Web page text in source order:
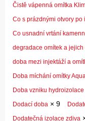
Čistě vápenná omítka
Co s prázdnými otvory po
Co usnadní vrtání
degradace omítek a
doba mezi injektáží a
Doba míchání omítky
Doba vzniku
Dodací doba × 9
Dodatečná izolace zdiva